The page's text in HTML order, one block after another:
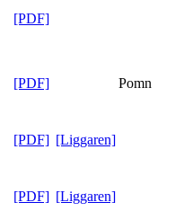
[PDF]
[PDF] Pomn
[PDF] [Liggaren]
[PDF] [Liggaren]